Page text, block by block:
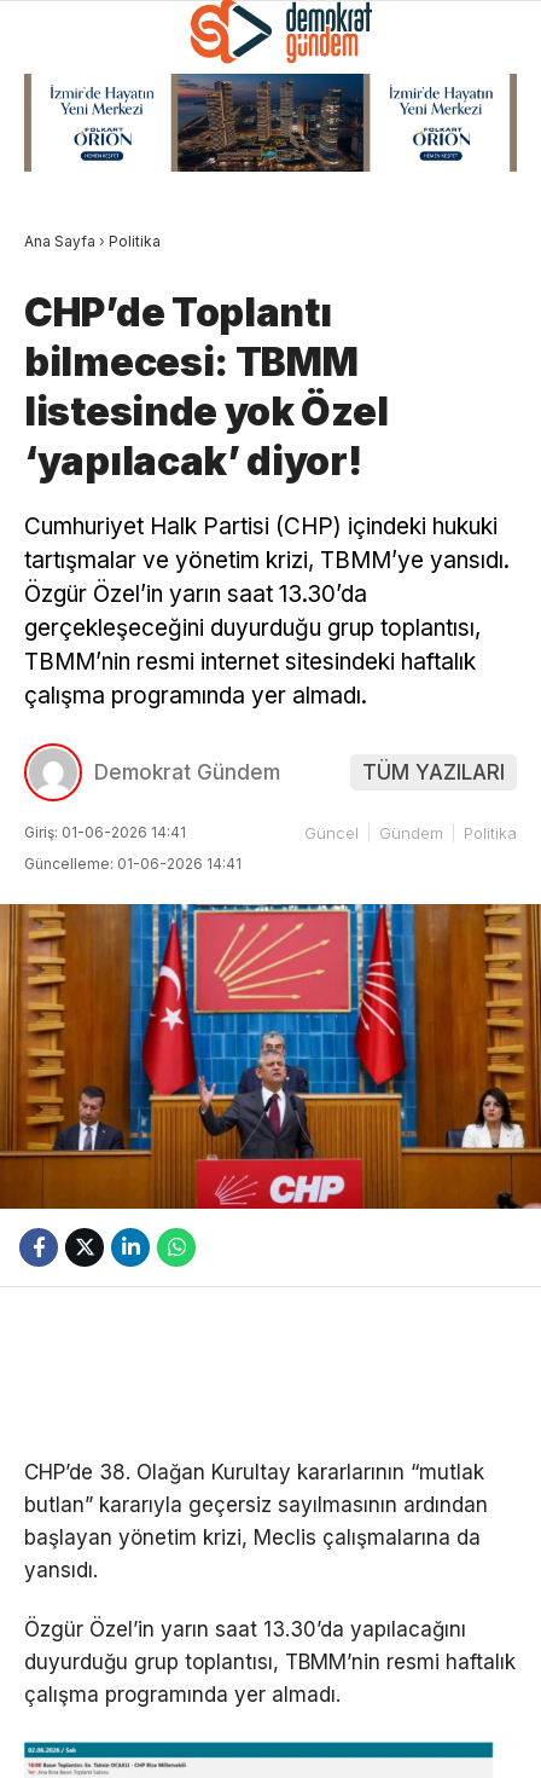
Ana Sayfa › Politika
CHP’de Toplantı
bilmecesi: TBMM
listesinde yok Özel
‘yapılacak’ diyor!
Cumhuriyet Halk Partisi (CHP) içindeki hukuki
tartışmalar ve yönetim krizi, TBMM’ye yansıdı.
Özgür Özel’in yarın saat 13.30’da
gerçekleşeceğini duyurduğu grup toplantısı,
TBMM’nin resmi internet sitesindeki haftalık
çalışma programında yer almadı.
Demokrat Gündem TÜM YAZILARI
Giriş: 01-06-2026 14:41
Güncelleme: 01-06-2026 14:41
Güncel Gündem Politika
CHP’de 38. Olağan Kurultay kararlarının “mutlak
butlan” kararıyla geçersiz sayılmasının ardından
başlayan yönetim krizi, Meclis çalışmalarına da
yansıdı.
Özgür Özel’in yarın saat 13.30’da yapılacağını
duyurduğu grup toplantısı, TBMM’nin resmi haftalık
çalışma programında yer almadı.